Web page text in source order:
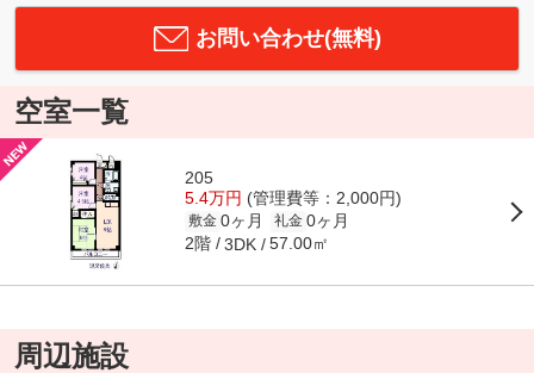
お問い合わせ(無料)
空室一覧
205
5.4万円 (管理費等：2,000円)
敷金 0ヶ月 礼金 0ヶ月
2階 3DK 57.00㎡
周辺施設